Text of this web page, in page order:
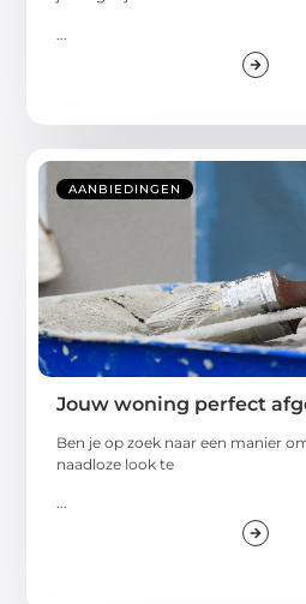
AANBIEDINGEN
Jouw woning perfect
Ben je op zoek naar een manier
naadloze look te
...